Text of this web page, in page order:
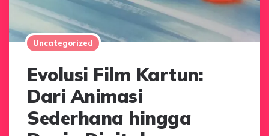
Uncategorized
Evolusi Film Kartun:
Dari Animasi
Sederhana hingga